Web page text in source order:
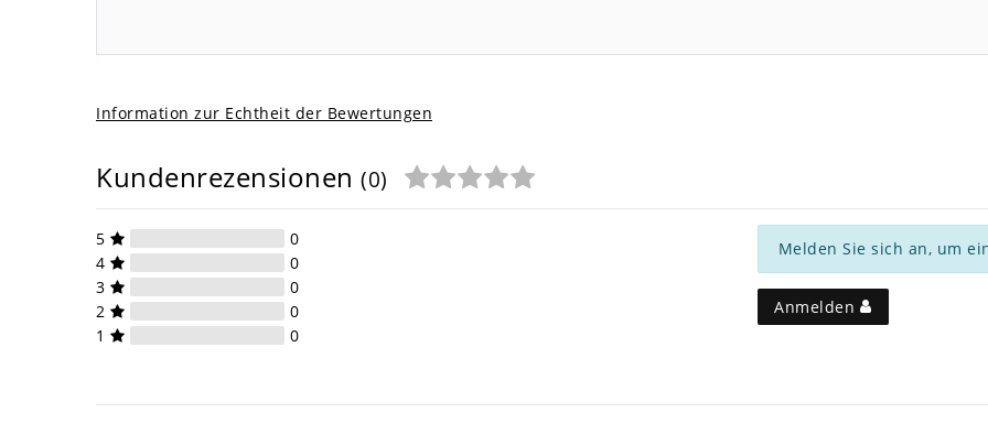
Information zur Echtheit der Bewertungen
Kundenrezensionen (0)
5
0
4
0
3
0
2
0
1
0
Melden Sie sich an, um
Anmelden